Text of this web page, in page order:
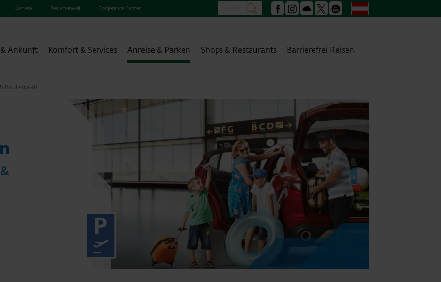
Karriere Besucherwelt Conference Center suchen Facebook
Instagram
Podcast YoutubeDeutsch
Ankunft Komfort & Services Anreise & Parken Shops & Restaurants Barrierefrei Reisen
Routenwahl